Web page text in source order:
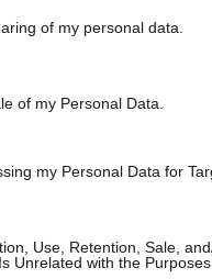
of my personal data.
of my Personal Data.
my Personal Data for
Use, Retention, Sale,
Unrelated with the
palestinesi,
tuo dissenso”.